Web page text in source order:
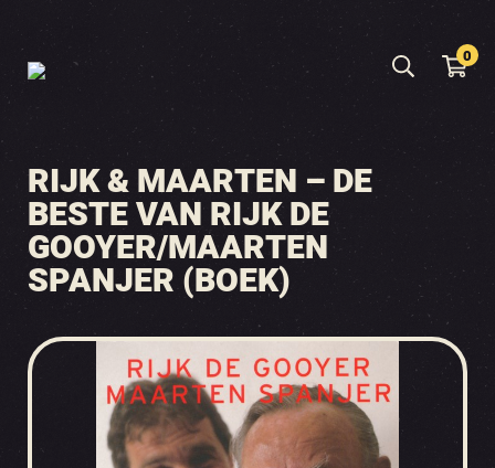
0
RIJK & MAARTEN – DE
BESTE VAN RIJK DE
GOOYER/MAARTEN
SPANJER (BOEK)